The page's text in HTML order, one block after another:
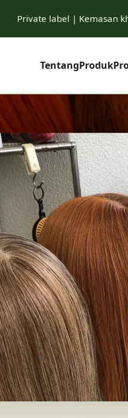
Private label | Kemasan
TentangProduk